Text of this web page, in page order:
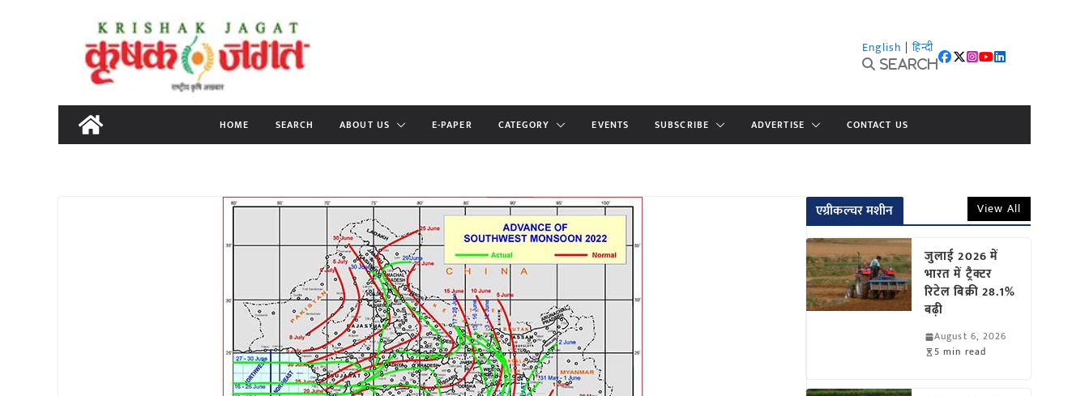
content
English | हिन्दी
Search
HOME SEARCH ABOUT US E-PAPER CATEGORY EVENTS SUBSCRIBE ADVERTISE CONTACT US
एग्रीकल्चर मशीन View All
जुलाई 2026 में
भारत में ट्रैक्टर
रिटेल बिक्री 28.1%
बढ़ी
August 6, 2026
5 min read